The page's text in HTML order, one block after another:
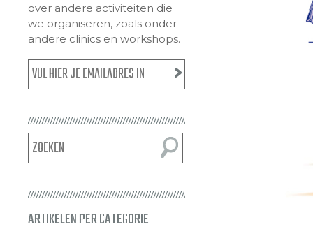
over andere activiteiten die
we organiseren, zoals onder
andere clinics en workshops.
ARTIKELEN PER CATEGORIE